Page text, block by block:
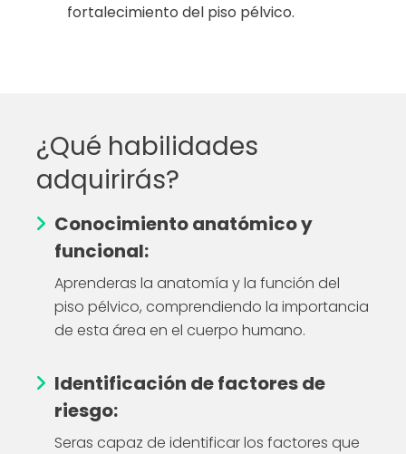
fortalecimiento del piso pélvico.
¿Qué habilidades
adquirirás?
Conocimiento anatómico y
funcional:
Aprenderas la anatomía y la función del
piso pélvico, comprendiendo la importancia
de esta área en el cuerpo humano.
Identificación de factores de
riesgo:
Seras capaz de identificar los factores que